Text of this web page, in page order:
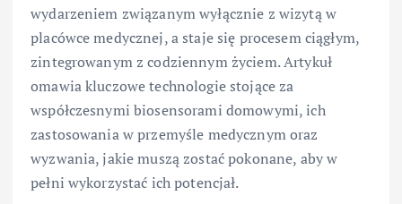
wydarzeniem związanym wyłącznie z wizytą w
placówce medycznej, a staje się procesem ciągłym,
zintegrowanym z codziennym życiem. Artykuł
omawia kluczowe technologie stojące za
współczesnymi biosensorami domowymi, ich
zastosowania w przemyśle medycznym oraz
wyzwania, jakie muszą zostać pokonane, aby w
pełni wykorzystać ich potencjał.